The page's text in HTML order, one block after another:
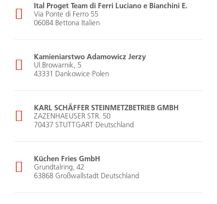
Ital Proget Team di Ferri Luciano e Bianchini E.
Via Ponte di Ferro 55
06084 Bettona Italien
Kamieniarstwo Adamowicz Jerzy
Ul.Browarnik, 5
43331 Dankowice Polen
KARL SCHÄFFER STEINMETZBETRIEB GMBH
ZAZENHAEUSER STR. 50
70437 STUTTGART Deutschland
Küchen Fries GmbH
Grundtalring, 42
63868 Großwallstadt Deutschland